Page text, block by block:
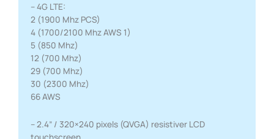
– 4G LTE:
2 (1900 Mhz PCS)
4 (1700/2100 Mhz AWS 1)
5 (850 Mhz)
12 (700 Mhz)
29 (700 Mhz)
30 (2300 Mhz)
66 AWS
– 2.4” / 320×240 pixels (QVGA) resistiver LCD